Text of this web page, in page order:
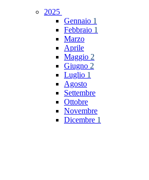
2025
Gennaio 1
Febbraio 1
Marzo
Aprile
Maggio 2
Giugno 2
Luglio 1
Agosto
Settembre
Ottobre
Novembre
Dicembre 1